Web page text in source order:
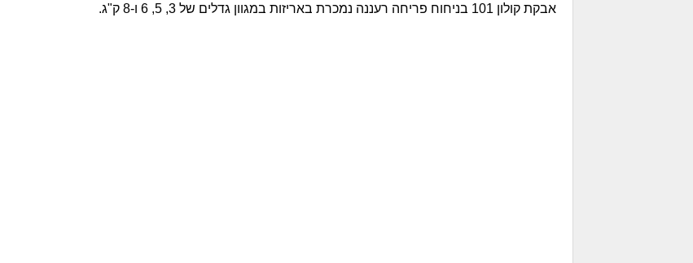
אבקת קולון 101 בניחוח פריחה רעננה נמכרת באריזות במגוון גדלים של 3, 5, 6 ו-8 ק"ג.